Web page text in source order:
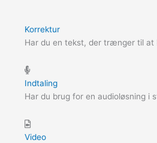
Korrektur
Har du en tekst, der trænger til at
Indtaling
Har du brug for en audioløsning i
Video